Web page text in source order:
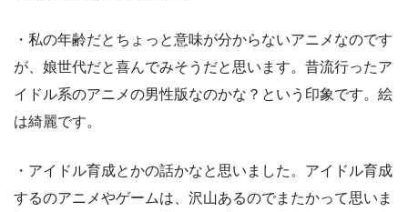
・私の年齢だとちょっと意味が分からないアニメなのです
が、娘世代だと喜んでみそうだと思います。昔流行ったア
イドル系のアニメの男性版なのかな？という印象です。絵
は綺麗です。
・アイドル育成とかの話かなと思いました。アイドル育成
するのアニメやゲームは、沢山あるのでまたかって思いま